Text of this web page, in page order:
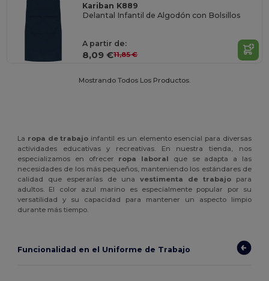
Kariban K889
Delantal Infantil de Algodón con Bolsillos
A partir de:
8,09 €11,85 €
Mostrando Todos Los Productos.
La ropa de trabajo infantil es un elemento esencial para diversas
actividades educativas y recreativas. En nuestra tienda, nos
especializamos en ofrecer ropa laboral que se adapta a las
necesidades de los más pequeños, manteniendo los estándares de
calidad que esperarías de una vestimenta de trabajopara
adultos. El color azul marino es especialmente popular por su
versatilidad y su capacidad para mantener un aspecto limpio
durante más tiempo.
Funcionalidad en el Uniforme de Trabajo